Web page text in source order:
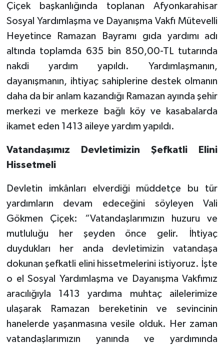
Çiçek başkanlığında toplanan Afyonkarahisar
Sosyal Yardımlaşma ve Dayanışma Vakfı Mütevelli
Heyetince Ramazan Bayramı gıda yardımı adı
altında toplamda 635 bin 850,00-TL tutarında
nakdi yardım yapıldı. Yardımlaşmanın,
dayanışmanın, ihtiyaç sahiplerine destek olmanın
daha da bir anlam kazandığı Ramazan ayında şehir
merkezi ve merkeze bağlı köy ve kasabalarda
ikamet eden 1413 aileye yardım yapıldı.
Vatandaşımız Devletimizin Şefkatli Elini
Hissetmeli
Devletin imkânları elverdiği müddetçe bu tür
yardımların devam edeceğini söyleyen Vali
Gökmen Çiçek: “Vatandaşlarımızın huzuru ve
mutluluğu her şeyden önce gelir. İhtiyaç
duydukları her anda devletimizin vatandaşa
dokunan şefkatli elini hissetmelerini istiyoruz. İşte
o el Sosyal Yardımlaşma ve Dayanışma Vakfımız
aracılığıyla 1413 yardıma muhtaç ailelerimize
ulaşarak Ramazan bereketinin ve sevincinin
hanelerde yaşanmasına vesile olduk. Her zaman
vatandaşlarımızın yanında ve yardımında